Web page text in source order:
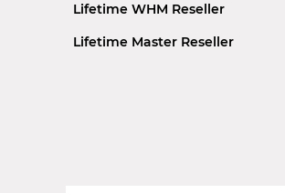
Lifetime WHM Reseller
Lifetime Master Reseller